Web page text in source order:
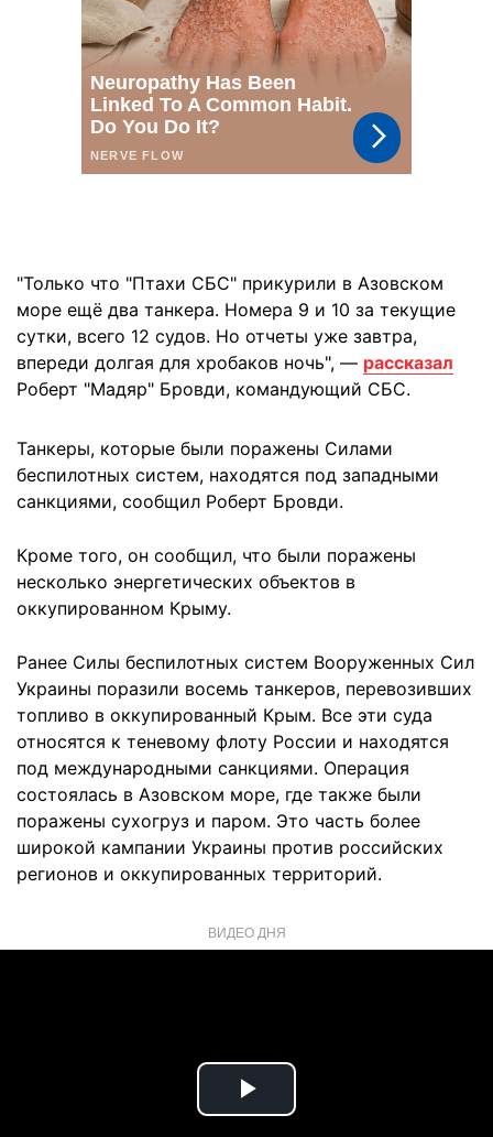
"Только что "Птахи СБС" прикурили в Азовском
море ещё два танкера. Номера 9 и 10 за текущие
сутки, всего 12 судов. Но отчеты уже завтра,
впереди долгая для хробаков ночь", — рассказал
Роберт "Мадяр" Бровди, командующий СБС.
Танкеры, которые были поражены Силами
беспилотных систем, находятся под западными
санкциями, сообщил Роберт Бровди.
Кроме того, он сообщил, что были поражены
несколько энергетических объектов в
оккупированном Крыму.
Ранее Силы беспилотных систем Вооруженных Сил
Украины поразили восемь танкеров, перевозивших
топливо в оккупированный Крым. Все эти суда
относятся к теневому флоту России и находятся
под международными санкциями. Операция
состоялась в Азовском море, где также были
поражены сухогруз и паром. Это часть более
широкой кампании Украины против российских
регионов и оккупированных территорий.
ВИДЕО ДНЯ
Play